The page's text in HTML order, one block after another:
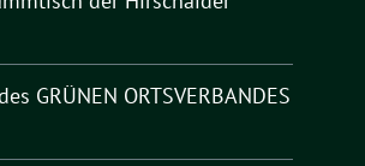
GRÜNEN ORTSVERBANDES